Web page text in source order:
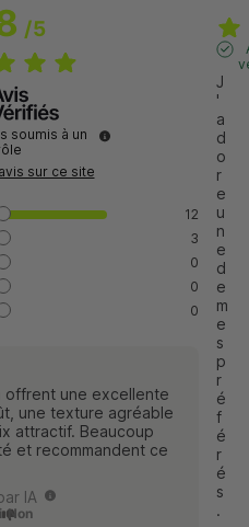
/5
soumis à un
sur ce site
12
3
0
0
0
offrent une excellente
une texture agréable
attractif. Beaucoup
et recommandent ce
IA
Non
J
'
a
d
o
r
e
u
n
e
d
e
m
e
s
p
r
é
f
é
r
é
s
.